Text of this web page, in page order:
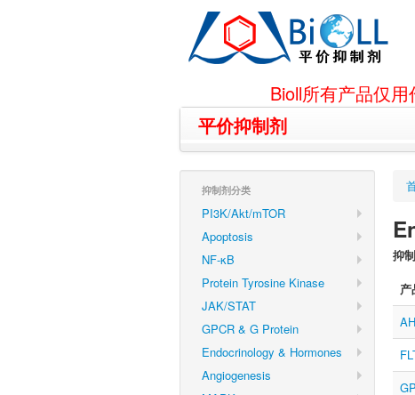
Bioll所有产品仅
平价抑制剂
抑制剂分类
PI3K/Akt/mTOR
Apoptosis
NF-κB
Protein Tyrosine Kinase
JAK/STAT
GPCR & G Protein
Endocrinology & Hormones
Angiogenesis
抑
产